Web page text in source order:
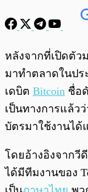
พร้อมเล่น
หลังจากที่เปิดตัว
มาทำตลาดในปร
เดบิต Bitcoin ชื่อ
เป็นทางการแล้ว
บัตรมาใช้งานได้
โดยอ้างอิงจากวี
ได้มีทีมงานของ